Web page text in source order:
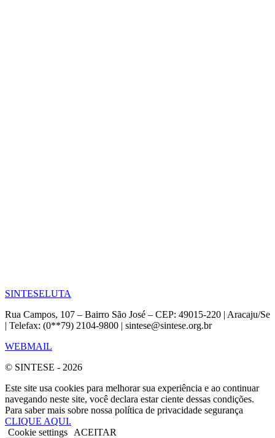
SINTESELUTA
Rua Campos, 107 – Bairro São José – CEP: 49015-220 | Aracaju/Se
| Telefax: (0**79) 2104-9800 | sintese@sintese.org.br
WEBMAIL
© SINTESE - 2026
Este site usa cookies para melhorar sua experiência e ao continuar
navegando neste site, você declara estar ciente dessas condições.
Para saber mais sobre nossa política de privacidade segurança
CLIQUE AQUI.
Cookie settings
ACEITAR